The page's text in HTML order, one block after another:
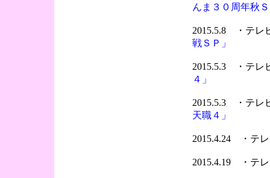
んま３０周年秋
2015.5.8 ・テレ
戦ＳＰ」
2015.5.3 ・テレ
４」
2015.5.3 ・テレ
天職４」
2015.4.24 ・テ
2015.4.19 ・テ